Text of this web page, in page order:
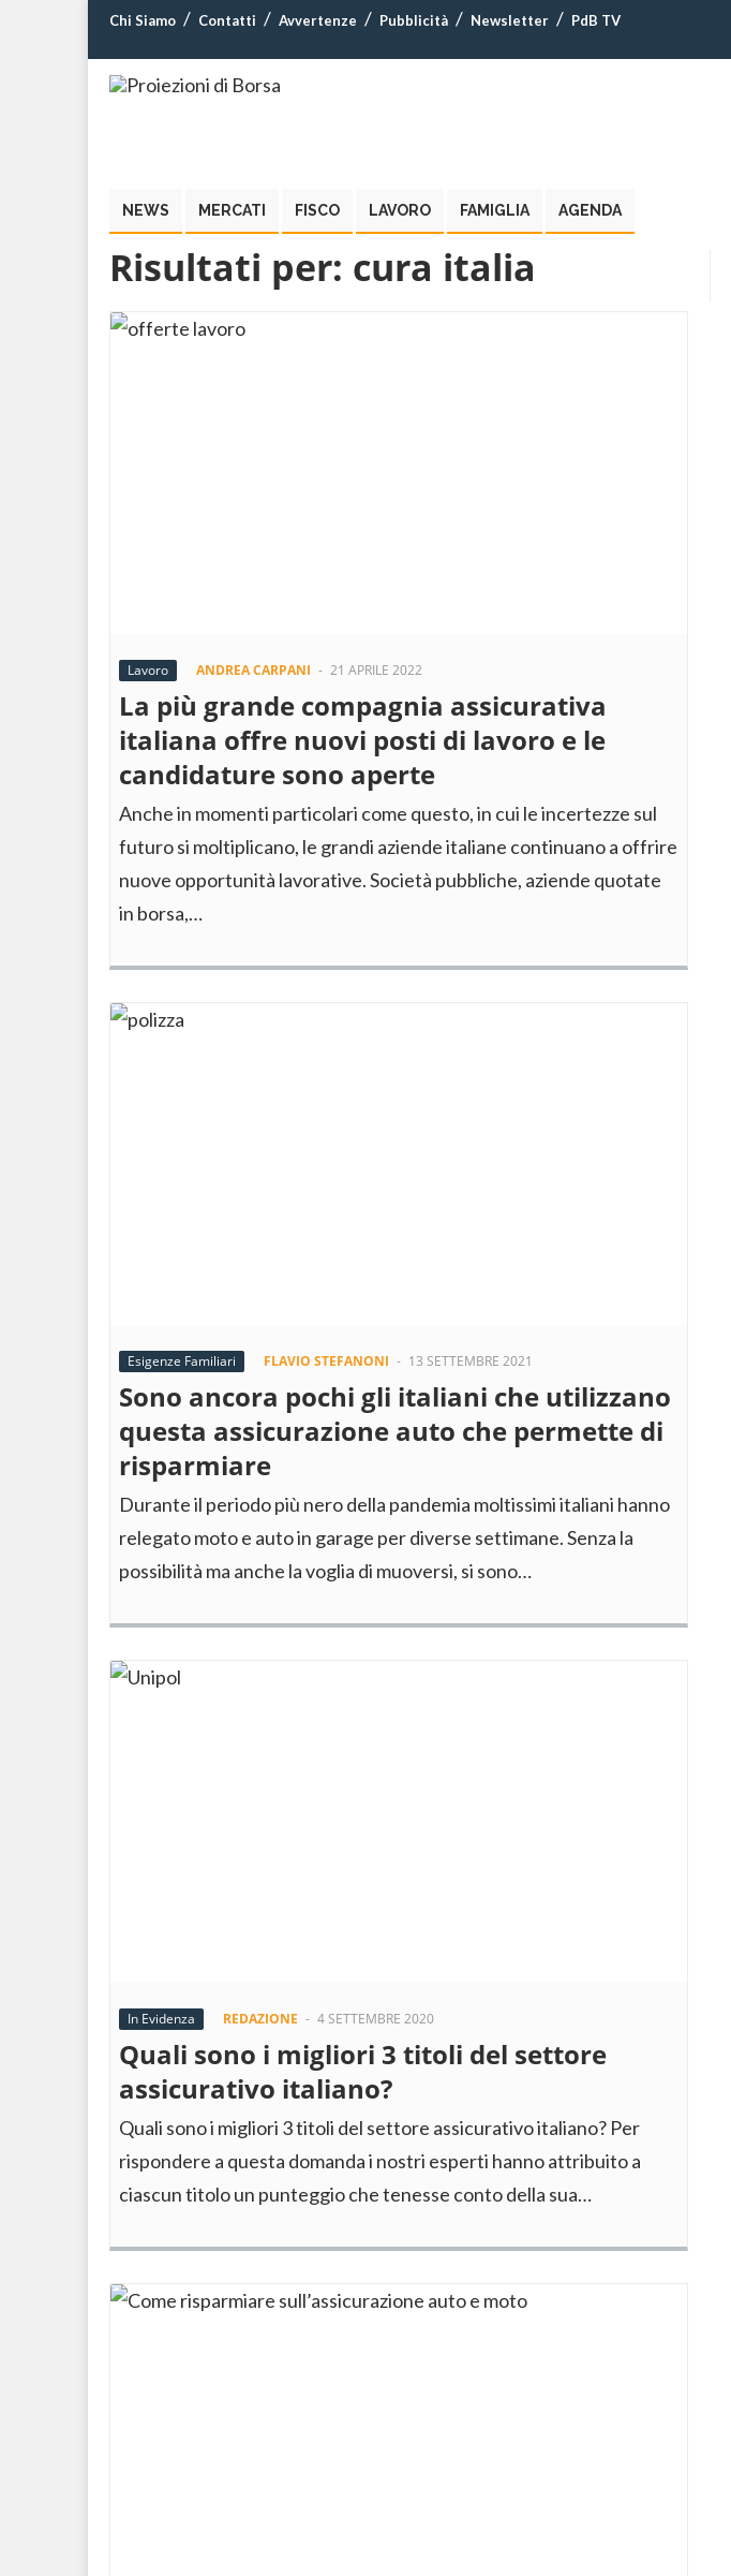
Chi Siamo Contatti Avvertenze Pubblicità Newsletter PdB TV
NEWS MERCATI FISCO LAVORO FAMIGLIA AGENDA
Risultati per: cura italia
Lavoro ANDREA CARPANI - 21 APRILE 2022
La più grande compagnia assicurativa
italiana offre nuovi posti di lavoro e le
candidature sono aperte
Anche in momenti particolari come questo, in cui le incertezze sul
futuro si moltiplicano, le grandi aziende italiane continuano a offrire
nuove opportunità lavorative. Società pubbliche, aziende quotate
in borsa,…
Esigenze Familiari FLAVIO STEFANONI - 13 SETTEMBRE 2021
Sono ancora pochi gli italiani che utilizzano
questa assicurazione auto che permette di
risparmiare
Durante il periodo più nero della pandemia moltissimi italiani hanno
relegato moto e auto in garage per diverse settimane. Senza la
possibilità ma anche la voglia di muoversi, si sono…
In Evidenza REDAZIONE - 4 SETTEMBRE 2020
Quali sono i migliori 3 titoli del settore
assicurativo italiano?
Quali sono i migliori 3 titoli del settore assicurativo italiano? Per
rispondere a questa domanda i nostri esperti hanno attribuito a
ciascun titolo un punteggio che tenesse conto della sua…